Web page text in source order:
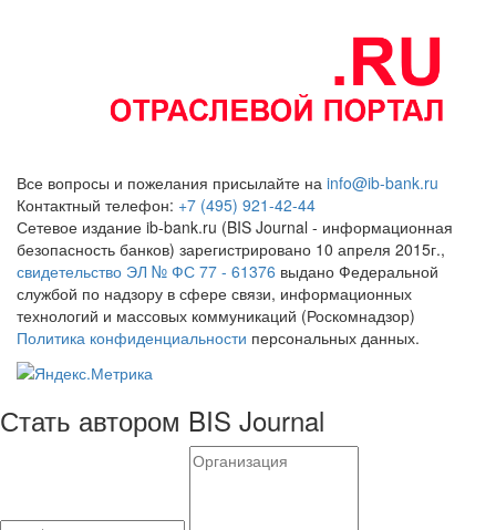
Все вопросы и пожелания присылайте на info@ib-bank.ru
Контактный телефон: +7 (495) 921-42-44
Сетевое издание ib-bank.ru (BIS Journal - информационная
безопасность банков) зарегистрировано 10 апреля 2015г.,
свидетельство ЭЛ № ФС 77 - 61376 выдано Федеральной
службой по надзору в сфере связи, информационных
технологий и массовых коммуникаций (Роскомнадзор)
Политика конфиденциальности персональных данных.
Стать автором BIS Journal